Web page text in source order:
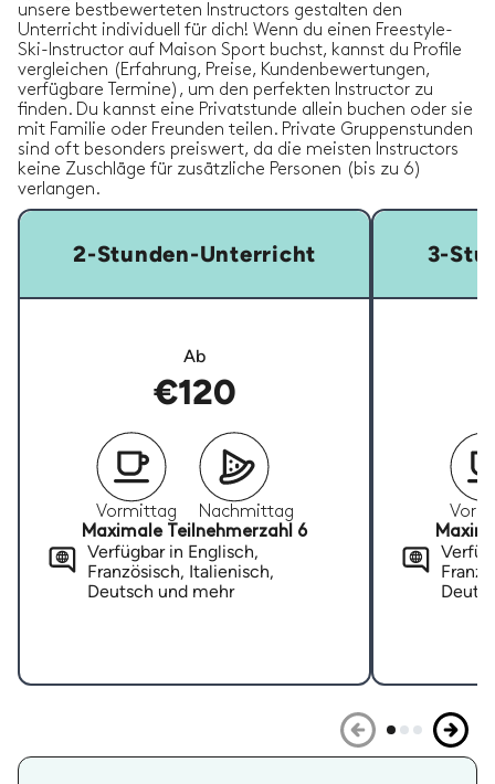
unsere bestbewerteten Instructors gestalten den
Unterricht individuell für dich! Wenn du einen Freestyle-
Ski-Instructor auf Maison Sport buchst, kannst du Profile
vergleichen (Erfahrung, Preise, Kundenbewertungen,
verfügbare Termine), um den perfekten Instructor zu
finden. Du kannst eine Privatstunde allein buchen oder sie
mit Familie oder Freunden teilen. Private Gruppenstunden
sind oft besonders preiswert, da die meisten Instructors
keine Zuschläge für zusätzliche Personen (bis zu 6)
verlangen.
2-Stunden-Unterricht
Ab
€120
Vormittag
Nachmittag
Maximale Teilnehmerzahl 6
Verfügbar in Englisch,
Französisch, Italienisch,
Deutsch und mehr
3-